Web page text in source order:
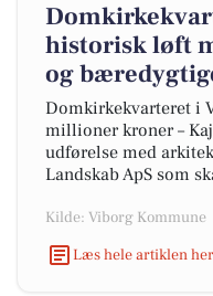
historisk løft
og
Domkirkekvarteret i
millioner kroner –
udførelse med
Landskab ApS som
Kilde: Viborg Kommune
Læs hele artiklen her